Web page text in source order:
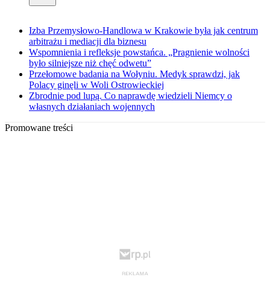
Izba Przemysłowo-Handlowa w Krakowie była jak centrum
arbitrażu i mediacji dla biznesu
Wspomnienia i refleksje powstańca. „Pragnienie wolności
było silniejsze niż chęć odwetu”
Przełomowe badania na Wołyniu. Medyk sprawdzi, jak
Polacy ginęli w Woli Ostrowieckiej
Zbrodnie pod lupą. Co naprawdę wiedzieli Niemcy o
własnych działaniach wojennych
Promowane treści